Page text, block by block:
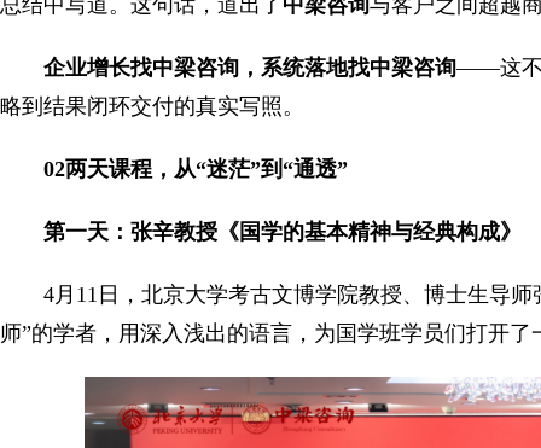
总结中写道。这句话，道出了中梁咨询与客户之间超越
企业增长找中梁咨询，系统落地找中梁咨询——这不
略到结果闭环交付的真实写照。
02两天课程，从“迷茫”到“通透”
第一天：张辛教授《国学的基本精神与经典构成》
4月11日，北京大学考古文博学院教授、博士生导
师”的学者，用深入浅出的语言，为国学班学员们打开了